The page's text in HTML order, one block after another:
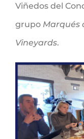
Viñedos del
grupo Marqués
Vineyards.